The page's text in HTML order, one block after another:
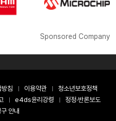
Sponsored Company
침 이용약관
청소년보호정책
e4ds윤리강령
정정·반론보도
안내